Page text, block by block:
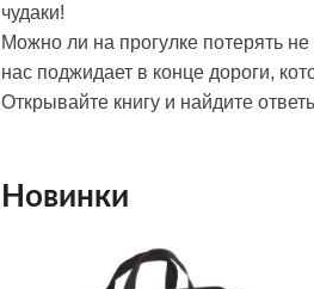
чудаки!
Можно ли на прогулке потерять
нас поджидает в конце дороги,
Открывайте книгу и найдите
Новинки